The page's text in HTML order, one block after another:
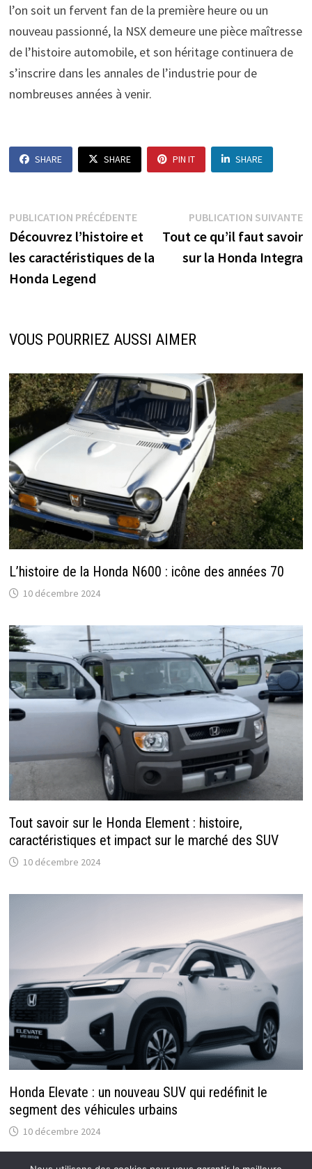
l’on soit un fervent fan de la première heure ou un
nouveau passionné, la NSX demeure une pièce maîtresse
de l’histoire automobile, et son héritage continuera de
s’inscrire dans les annales de l’industrie pour de
nombreuses années à venir.
SHARE SHARE PIN IT SHARE
Navigation
de
l’article
PUBLICATION PRÉCÉDENTEPublication
précédente :
Découvrez l’histoire et
les caractéristiques de la
Honda Legend
PUBLICATION SUIVANTE
Tout ce qu’il faut savoir
sur la Honda Integra
VOUS POURRIEZ AUSSI AIMER
L’histoire de la Honda N600 : icône des années 70
10 décembre 2024
Tout savoir sur le Honda Element : histoire,
caractéristiques et impact sur le marché des SUV
10 décembre 2024
Honda Elevate : un nouveau SUV qui redéfinit le
segment des véhicules urbains
10 décembre 2024